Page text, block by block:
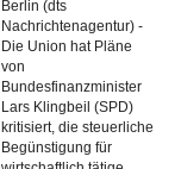
Berlin (dts
Nachrichtenagentur) -
Die Union hat Pläne
von
Bundesfinanzminister
Lars Klingbeil (SPD)
kritisiert, die steuerliche
Begünstigung für